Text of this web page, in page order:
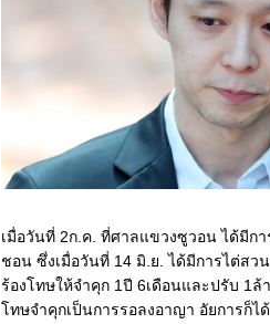
เมื่อวันที่ 2ก.ค. ที่ศาลแขวงซูวอน ได้มีก
ชอน ซึ่งเมื่อวันที่ 14 มิ.ย. ได้มีการไต่สว
ร้องโทษให้จำคุก 1ปี 6เดือนและปรับ 1
ทษจำคุกเป็นการรอลงอาญา อัยการก็ไ